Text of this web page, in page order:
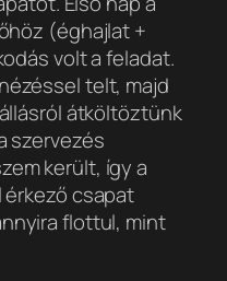
(éghajlat +
volt a feladat.
telt, majd
átköltöztünk
szervezés
került, így a
csapat
flottul, mint